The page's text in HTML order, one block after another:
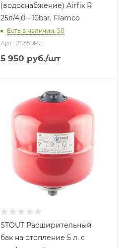
(водоснабжение) Airfix R
25л/4,0 - 10bar, Flamco
Есть в наличии: 50
Арт.: 24559RU
5 950 руб./шт
Объем бака, литров
Назначение бака
Для отопления
Присоединение бака
Гарантийный срок
2 года
STOUT Расширительный
бак на отопление 5 л. с